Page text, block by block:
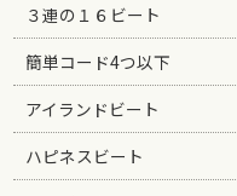
３連の１６ビート
簡単コード4つ以下
アイランドビート
ハピネスビート